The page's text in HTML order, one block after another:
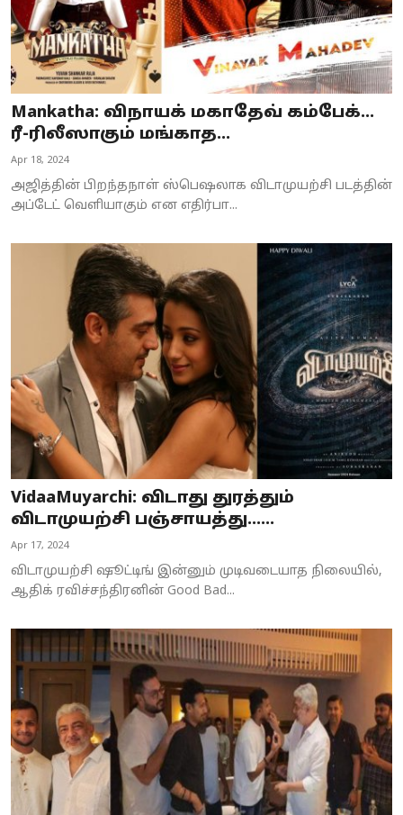
Mankatha: விநாயக் மகாதேவ் கம்பேக்…
ரீ-ரிலீஸாகும் மங்காத...
Apr 18, 2024
அஜித்தின் பிறந்தநாள் ஸ்பெஷலாக விடாமுயற்சி படத்தின்
அப்டேட் வெளியாகும் என எதிர்பா...
VidaaMuyarchi: விடாது துரத்தும்
விடாமுயற்சி பஞ்சாயத்து…...
Apr 17, 2024
விடாமுயற்சி ஷூட்டிங் இன்னும் முடிவடையாத நிலையில்,
ஆதிக் ரவிச்சந்திரனின் Good Bad...